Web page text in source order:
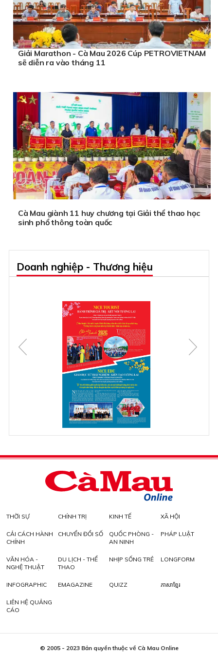
Giải Marathon - Cà Mau 2026 Cúp PETROVIETNAM
sẽ diễn ra vào tháng 11
Cà Mau giành 11 huy chương tại Giải thể thao học
sinh phổ thông toàn quốc
Doanh nghiệp - Thương hiệu
THỜI SỰ CHÍNH TRỊ KINH TẾ XÃ HỘI
CẢI CÁCH HÀNH
CHÍNH
CHUYỂN ĐỔI SỐ
QUỐC PHÒNG -
AN NINH
PHÁP LUẬT
VĂN HÓA -
NGHỆ THUẬT
DU LỊCH - THỂ
THAO
NHỊP SỐNG TRẺ LONGFORM
INFOGRAPHIC EMAGAZINE QUIZZ ភាសាខ្មែរ
LIÊN HỆ QUẢNG
CÁO
© 2005 - 2023 Bản quyền thuộc về Cà Mau Online